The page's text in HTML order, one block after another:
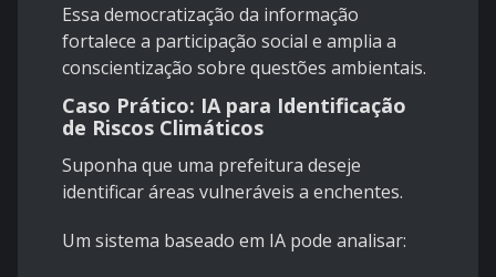
Essa democratização da informação
fortalece a participação social e amplia a
conscientização sobre questões ambientais.
Caso Prático: IA para Identificação
de Riscos Climáticos
Suponha que uma prefeitura deseje
identificar áreas vulneráveis a enchentes.
Um sistema baseado em IA pode analisar: